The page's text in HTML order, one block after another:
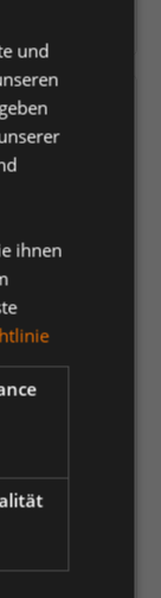
Grün
und
ihnen